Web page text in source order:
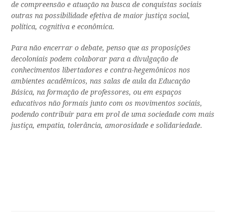
de compreensão e atuação na busca de conquistas sociais
outras na possibilidade efetiva de maior justiça social,
política, cognitiva e econômica.
Para não encerrar o debate, penso que as proposições
decoloniais podem colaborar para a divulgação de
conhecimentos libertadores e contra-hegemônicos nos
ambientes acadêmicos, nas salas de aula da Educação
Básica, na formação de professores, ou em espaços
educativos não formais junto com os movimentos sociais,
podendo contribuir para em prol de uma sociedade com mais
justiça, empatia, tolerância, amorosidade e solidariedade.